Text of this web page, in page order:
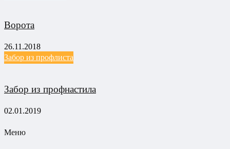
Ворота
26.11.2018
Забор из профлиста
Забор из профнастила
02.01.2019
Меню